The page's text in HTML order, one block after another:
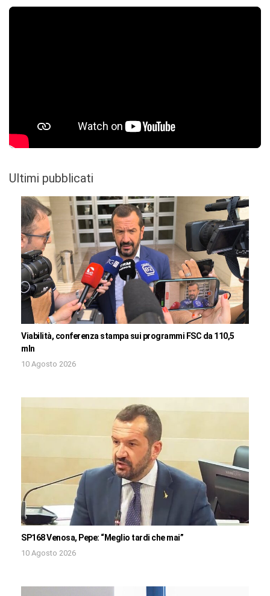
Ultimi pubblicati
Viabilità, conferenza stampa sui programmi FSC da 110,5
mln
10 Agosto 2026
SP168 Venosa, Pepe: “Meglio tardi che mai”
10 Agosto 2026